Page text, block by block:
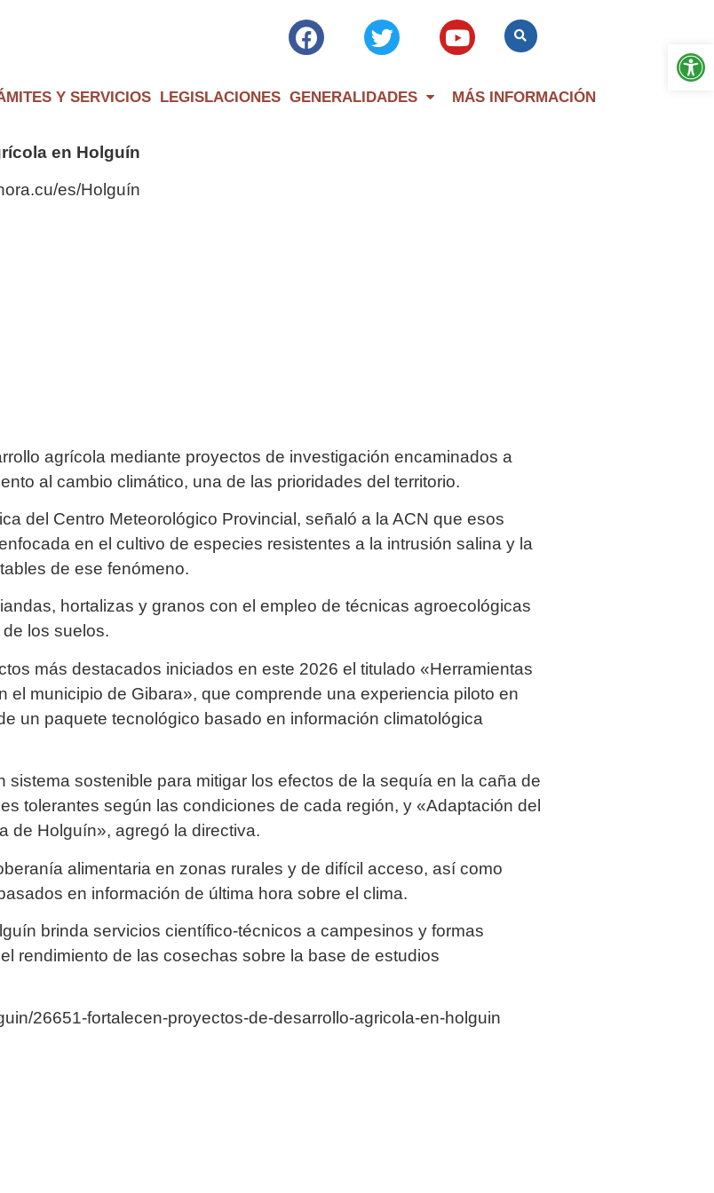
Y SERVICIOS LEGISLACIONES GENERALIDADES MÁS INFORMACIÓN
en Holguín
es/Holguín
agrícola mediante proyectos de investigación encaminados a
al cambio climático, una de las prioridades del territorio.
del Centro Meteorológico Provincial, señaló a la ACN que esos
en el cultivo de especies resistentes a la intrusión salina y la
de ese fenómeno.
hortalizas y granos con el empleo de técnicas agroecológicas
los suelos.
más destacados iniciados en este 2026 el titulado «Herramientas
el municipio de Gibara», que comprende una experiencia piloto en
un paquete tecnológico basado en información climatológica
sistema sostenible para mitigar los efectos de la sequía en la caña de
tolerantes según las condiciones de cada región, y «Adaptación del
de Holguín», agregó la directiva.
alimentaria en zonas rurales y de difícil acceso, así como
en información de última hora sobre el clima.
brinda servicios científico-técnicos a campesinos y formas
rendimiento de las cosechas sobre la base de estudios
26651-fortalecen-proyectos-de-desarrollo-agricola-en-holguin